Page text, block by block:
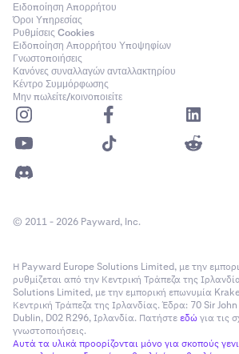
Ειδοποίηση Απορρήτου
Όροι Υπηρεσίας
Ρυθμίσεις Cookies
Ειδοποίηση Απορρήτου Υποψηφίων
Γνωστοποιήσεις
Κανόνες συναλλαγών ανταλλακτηρίου
Κέντρο Συμμόρφωσης
Μην πωλείτε/κοινοποιείτε
© 2011 - 2026 Payward, Inc.
Η Payward Europe Solutions Limited, με την
ρυθμίζεται από την Κεντρική Τράπεζα της
Solutions Limited, με την εμπορική επωνυμία
Κεντρική Τράπεζα της Ιρλανδίας. Έδρα: 70 Sir
Dublin, D02 R296, Ιρλανδία. Πατήστεεδώγια τις
γνωστοποιήσεις.
Αυτά τα υλικά προορίζονται μόνο για σκοπούς